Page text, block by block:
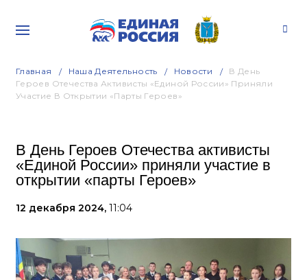
Главная Наша Деятельность Новости
В День
Героев Отечества Активисты «Единой России» Приняли
Участие В Открытии «парты Героев»
В День Героев Отечества активисты
«Единой России» приняли участие в
открытии «парты Героев»
12 декабря 2024, 11:04